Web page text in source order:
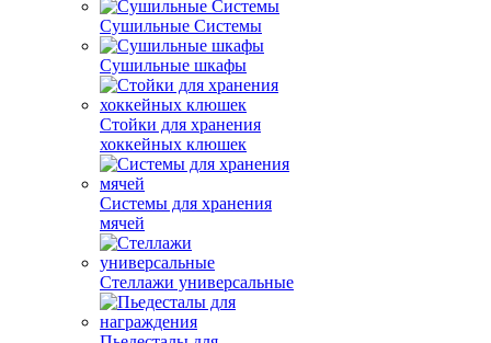
Сушильные Системы
Сушильные шкафы
Стойки для хранения
хоккейных клюшек
Системы для хранения
мячей
Стеллажи универсальные